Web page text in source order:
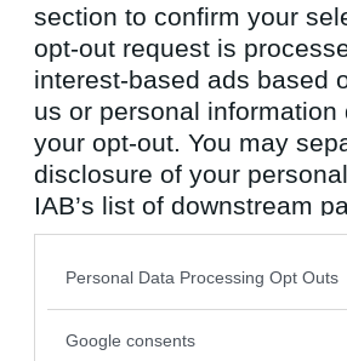
section to confirm your
opt-out request is
interest-based ads based
us or personal
your opt-out. You may
disclosure of your
IAB’s list of downstream
also be disclosed by us
Downstream Participants
Please note that this
Personal Data Processing Opt Outs
Google consents
Oskar K- Ej medlem längre
Antal inlägg:
Jag tycker månen är bättre än solen, för
Jag ska fråga mamma.
Hur botar man mammasjuka ?